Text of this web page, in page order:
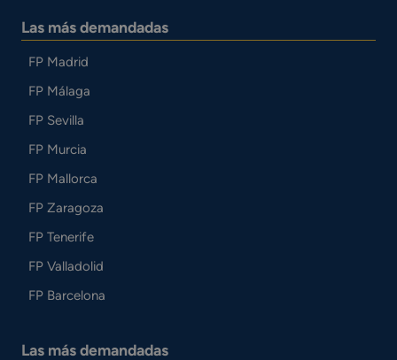
Las más demandadas
FP Madrid
FP Málaga
FP Sevilla
FP Murcia
FP Mallorca
FP Zaragoza
FP Tenerife
FP Valladolid
FP Barcelona
Las más demandadas